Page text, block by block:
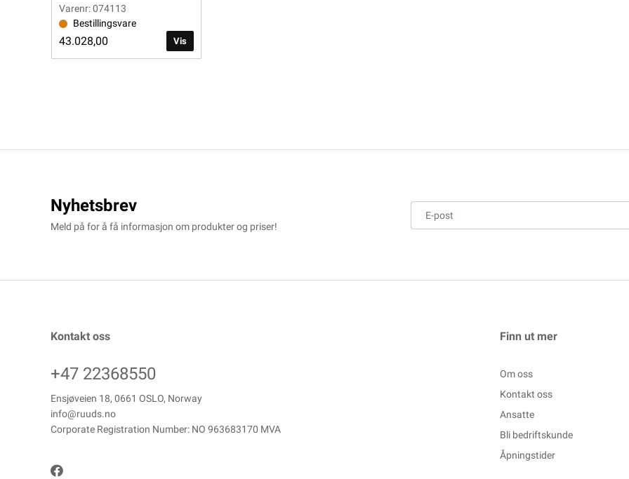
Varenr: 074113
Bestillingsvare
43.028,00 Vis
Nyhetsbrev
Meld på for å få informasjon om produkter og priser!
Kontakt oss
+47 22368550
Ensjøveien 18, 0661 OSLO, Norway
info@ruuds.no
Corporate Registration Number: NO 963683170 MVA
Finn ut mer
Om oss
Kontakt oss
Ansatte
Bli bedriftskunde
Åpningstider